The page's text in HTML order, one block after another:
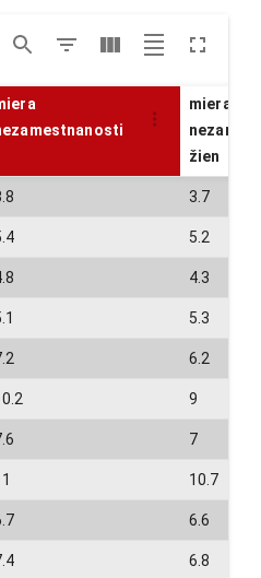
miera
žien
3.7
5.2
4.3
5.3
6.2
9
7
10.7
6.6
6.8